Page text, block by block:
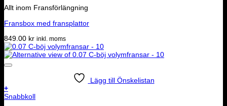
Allt inom Fransförlängning
Fransbox med fransplattor
849.00 kr inkl. moms
Lägg till Önskelistan
+
Snabbkoll